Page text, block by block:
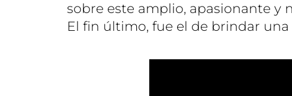
sobre este amplio, apasionante y
El fin último, fue el de brindar